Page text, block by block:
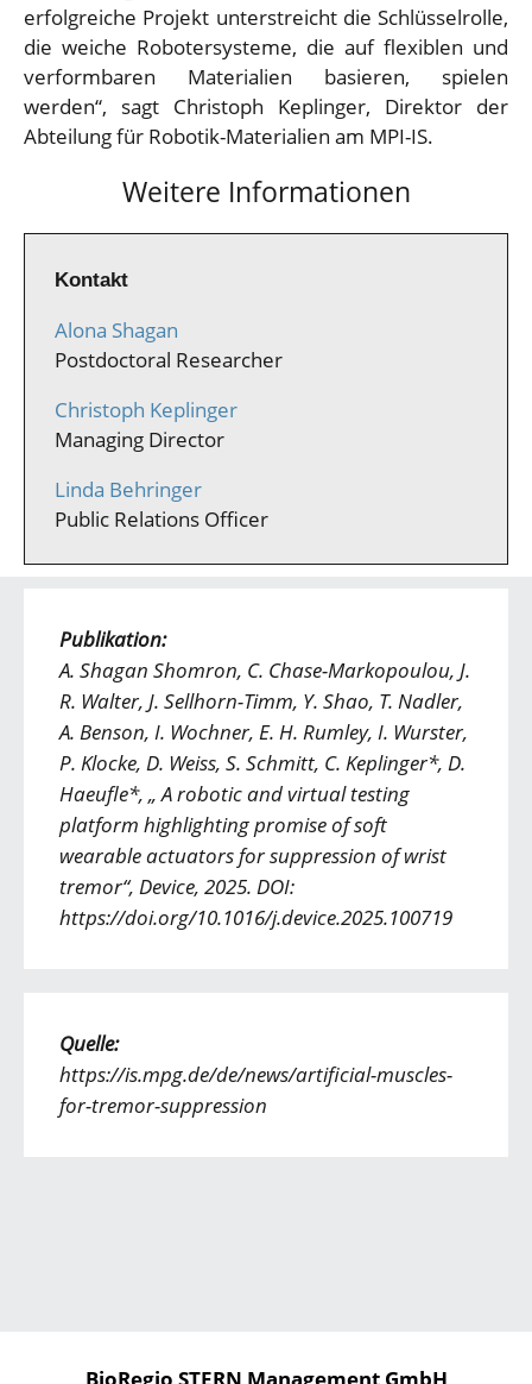
erfolgreiche Projekt unterstreicht die Schlüsselrolle,
die weiche Robotersysteme, die auf flexiblen und
verformbaren Materialien basieren, spielen
werden“, sagt Christoph Keplinger, Direktor der
Abteilung für Robotik-Materialien am MPI-IS.
Weitere Informationen
Kontakt
Alona Shagan
Postdoctoral Researcher
Christoph Keplinger
Managing Director
Linda Behringer
Public Relations Officer
Publikation:
A. Shagan Shomron, C. Chase-Markopoulou, J.
R. Walter, J. Sellhorn-Timm, Y. Shao, T. Nadler,
A. Benson, I. Wochner, E. H. Rumley, I. Wurster,
P. Klocke, D. Weiss, S. Schmitt, C. Keplinger*, D.
Haeufle*, „ A robotic and virtual testing
platform highlighting promise of soft
wearable actuators for suppression of wrist
tremor“, Device, 2025. DOI:
https://doi.org/10.1016/j.device.2025.100719
Quelle:
https://is.mpg.de/de/news/artificial-muscles-
for-tremor-suppression